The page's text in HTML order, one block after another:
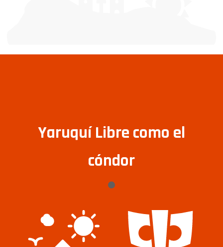
Yaruquí Libre como el
cóndor